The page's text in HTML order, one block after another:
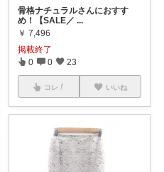
骨格ナチュラルさんにおすす
め！【SALE／ ...
￥ 7,496
掲載終了
0 0 23
コレ いいね